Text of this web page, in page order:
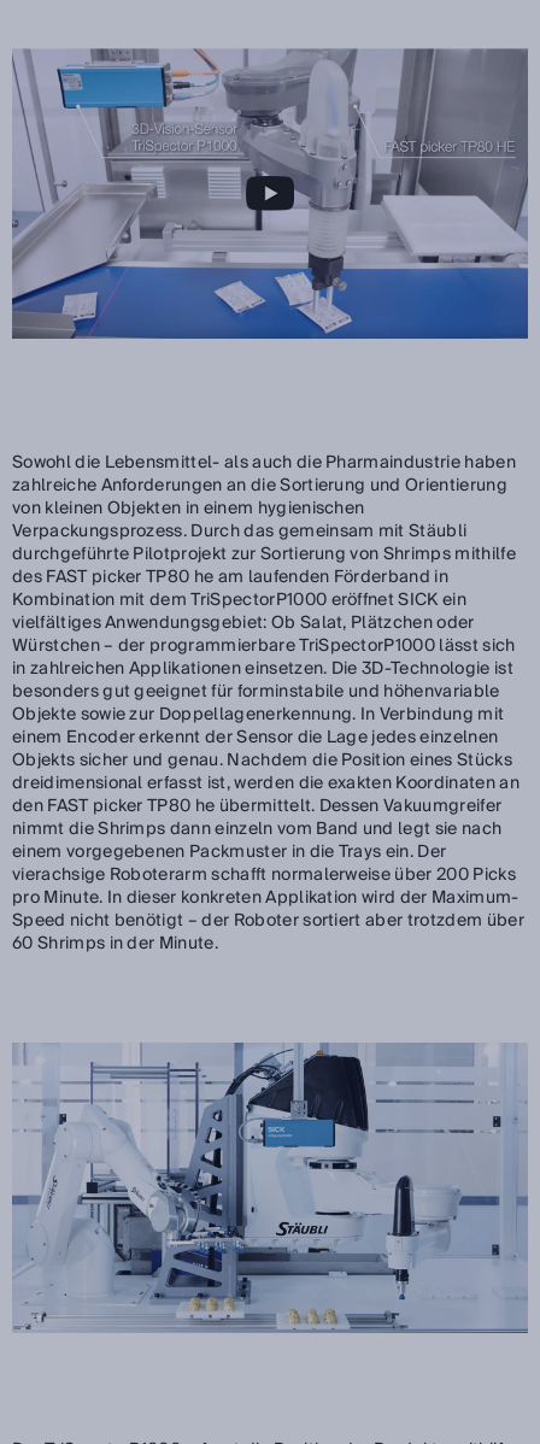
Sowohl die Lebensmittel- als auch die Pharmaindustrie haben
zahlreiche Anforderungen an die Sortierung und Orientierung
von kleinen Objekten in einem hygienischen
Verpackungsprozess. Durch das gemeinsam mit Stäubli
durchgeführte Pilotprojekt zur Sortierung von Shrimps mithilfe
des FAST picker TP80 he am laufenden Förderband in
Kombination mit dem TriSpectorP1000 eröffnet SICK ein
vielfältiges Anwendungsgebiet: Ob Salat, Plätzchen oder
Würstchen – der programmierbare TriSpectorP1000 lässt sich
in zahlreichen Applikationen einsetzen. Die 3D-Technologie ist
besonders gut geeignet für forminstabile und höhenvariable
Objekte sowie zur Doppellagenerkennung. In Verbindung mit
einem Encoder erkennt der Sensor die Lage jedes einzelnen
Objekts sicher und genau. Nachdem die Position eines Stücks
dreidimensional erfasst ist, werden die exakten Koordinaten an
den FAST picker TP80 he übermittelt. Dessen Vakuumgreifer
nimmt die Shrimps dann einzeln vom Band und legt sie nach
einem vorgegebenen Packmuster in die Trays ein. Der
vierachsige Roboterarm schafft normalerweise über 200 Picks
pro Minute. In dieser konkreten Applikation wird der Maximum-
Speed nicht benötigt – der Roboter sortiert aber trotzdem über
60 Shrimps in der Minute.